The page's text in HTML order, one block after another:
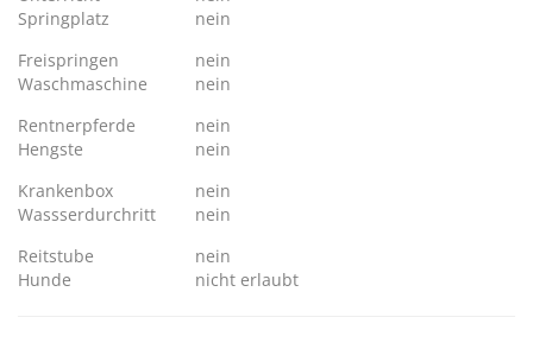
Springplatz
nein
Freispringen
nein
Waschmaschine
nein
Rentnerpferde
nein
Hengste
nein
Krankenbox
nein
Wassserdurchritt
nein
Reitstube
nein
Hunde
nicht erlaubt